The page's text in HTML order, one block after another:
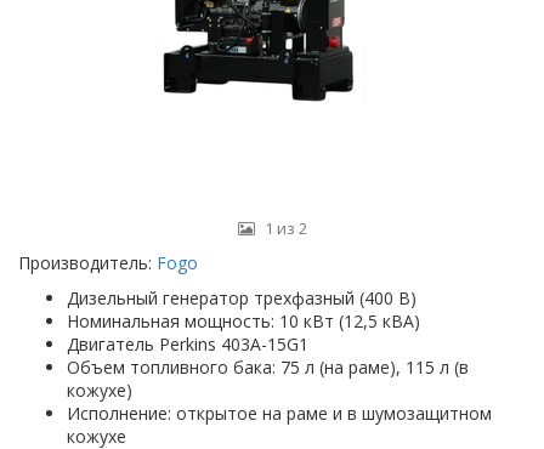
1 из 2
Производитель: Fogo
Дизельный генератор трехфазный (400 В)
Номинальная мощность: 10 кВт (12,5 кВА)
Двигатель Perkins 403А-15G1
Объем топливного бака: 75 л (на раме), 115 л (в
кожухе)
Исполнение: открытое на раме и в шумозащитном
кожухе